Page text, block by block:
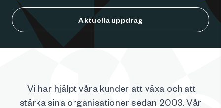
Aktuella uppdrag
Vi har hjälpt våra kunder att växa och att
stärka sina organisationer sedan 2003. Vår